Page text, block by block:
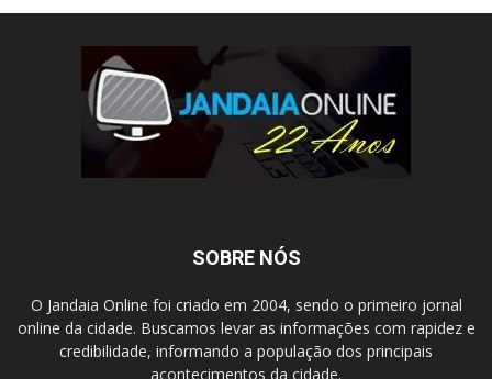
SOBRE NÓS
O Jandaia Online foi criado em 2004, sendo o primeiro jornal
online da cidade. Buscamos levar as informações com rapidez e
credibilidade, informando a população dos principais
acontecimentos da cidade.